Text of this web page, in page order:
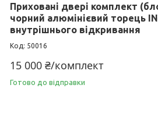
Приховані двері комплект
чорний алюмінієвий торець
внутрішнього відкривання
50016
15 000 ₴/комплект
Готово до відправки